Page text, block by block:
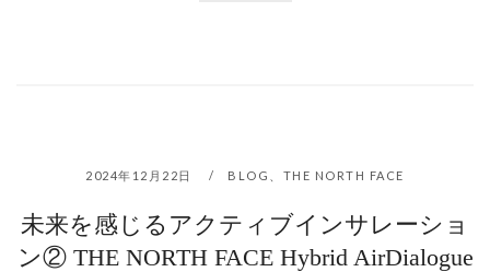
2024年12月22日 BLOG THE NORTH FACE
未来を感じるアクティブインサレーショ
ン② THE NORTH FACE Hybrid AirDialogue